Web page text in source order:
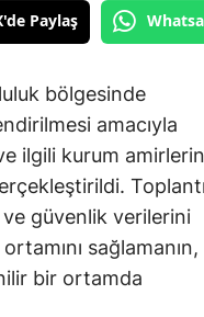
Paylaş
bölgesinde
amacıyla
ilgili kurum
Toplantı
ve güvenlik verilerini
sağlamanın,
bir ortamda